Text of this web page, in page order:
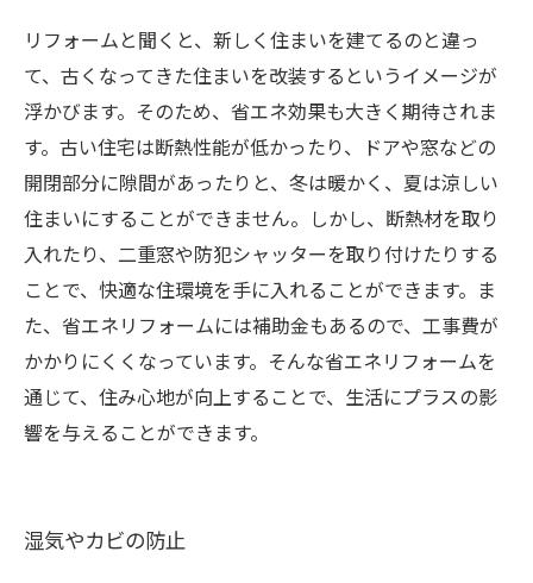
リフォームと聞くと、新しく住まいを建てるのと違っ
て、古くなってきた住まいを改装するというイメージが
浮かびます。そのため、省エネ効果も大きく期待されま
す。古い住宅は断熱性能が低かったり、ドアや窓などの
開閉部分に隙間があったりと、冬は暖かく、夏は涼しい
住まいにすることができません。しかし、断熱材を取り
入れたり、二重窓や防犯シャッターを取り付けたりする
ことで、快適な住環境を手に入れることができます。ま
た、省エネリフォームには補助金もあるので、工事費が
かかりにくくなっています。そんな省エネリフォームを
通じて、住み心地が向上することで、生活にプラスの影
響を与えることができます。
湿気やカビの防止